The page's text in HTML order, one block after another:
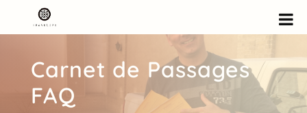
Carnet de Passages
FAQ